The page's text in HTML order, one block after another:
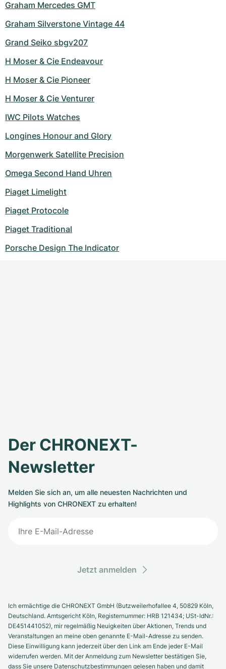
Graham Mercedes GMT
Graham Silverstone Vintage 44
Grand Seiko sbgv207
H Moser & Cie Endeavour
H Moser & Cie Pioneer
H Moser & Cie Venturer
IWC Pilots Watches
Longines Honour and Glory
Morgenwerk Satellite Precision
Omega Second Hand Uhren
Piaget Limelight
Piaget Protocole
Piaget Traditional
Porsche Design The Indicator
Der CHRONEXT-
Newsletter
Melden Sie sich an, um alle neuesten Nachrichten und
Highlights von CHRONEXT zu erhalten!
Jetzt anmelden
Ich ermächtige die CHRONEXT GmbH (Butzweilerhofallee 4, 50829 Köln,
Deutschland. Amtsgericht Köln, Registernummer: HRB 121434; USt-IdNr.:
DE451441052), mir regelmäßig Neuigkeiten über Aktionen, Trends und
Veranstaltungen an meine oben genannte E-Mail-Adresse zu senden.
Diese Einwilligung kann jederzeit über den Link am Ende jeder E-Mail
widerrufen werden. Mit der Anmeldung zum Newsletter bestätigen Sie,
dass Sie unsere Datenschutzbestimmungen gelesen haben und damit